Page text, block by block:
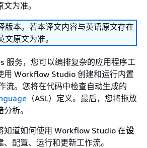
为准。
版本。若本译文内容与英语原文存在
原文为准。
服务，您可以编排复杂的应用程序工
用 Workflow Studio 创建和运行内置
流。您将在代码中检查自动生成的
（ASL）定义。最后，您将拖放
析。
知道如何使用 Workflow Studio 在设
、配置、运行和更新工作流。